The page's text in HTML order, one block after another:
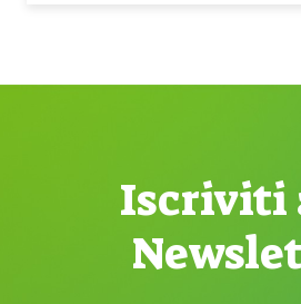
Iscriviti